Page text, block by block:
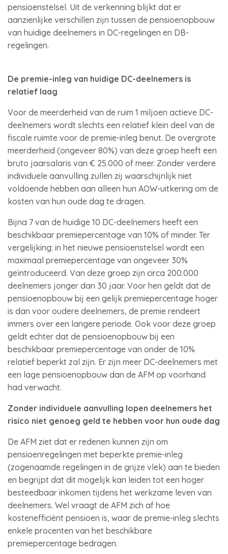
pensioenstelsel. Uit de verkenning blijkt dat er
aanzienlijke verschillen zijn tussen de pensioenopbouw
van huidige deelnemers in DC-regelingen en DB-
regelingen.
De premie-inleg van huidige DC-deelnemers is
relatief laag
Voor de meerderheid van de ruim 1 miljoen actieve DC-
deelnemers wordt slechts een relatief klein deel van de
fiscale ruimte voor de premie-inleg benut. De overgrote
meerderheid (ongeveer 80%) van deze groep heeft een
bruto jaarsalaris van € 25.000 of meer. Zonder verdere
individuele aanvulling zullen zij waarschijnlijk niet
voldoende hebben aan alleen hun AOW-uitkering om de
kosten van hun oude dag te dragen.
Bijna 7 van de huidige 10 DC-deelnemers heeft een
beschikbaar premiepercentage van 10% of minder. Ter
vergelijking: in het nieuwe pensioenstelsel wordt een
maximaal premiepercentage van ongeveer 30%
geïntroduceerd. Van deze groep zijn circa 200.000
deelnemers jonger dan 30 jaar. Voor hen geldt dat de
pensioenopbouw bij een gelijk premiepercentage hoger
is dan voor oudere deelnemers, de premie rendeert
immers over een langere periode. Ook voor deze groep
geldt echter dat de pensioenopbouw bij een
beschikbaar premiepercentage van onder de 10%
relatief beperkt zal zijn. Er zijn meer DC-deelnemers met
een lage pensioenopbouw dan de AFM op voorhand
had verwacht.
Zonder individuele aanvulling lopen deelnemers het
risico niet genoeg geld te hebben voor hun oude dag
De AFM ziet dat er redenen kunnen zijn om
pensioenregelingen met beperkte premie-inleg
(zogenaamde regelingen in de grijze vlek) aan te bieden
en begrijpt dat dit mogelijk kan leiden tot een hoger
besteedbaar inkomen tijdens het werkzame leven van
deelnemers. Wel vraagt de AFM zich af hoe
kostenefficiënt pensioen is, waar de premie-inleg slechts
enkele procenten van het beschikbare
premiepercentage bedragen.